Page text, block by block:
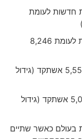
חדשות לעומת
סיטרואן עם 8,609 מכוניות חדשות לעומת 8,246
סיאט עם 5,647 מכוניות לעומת 5,555 אשתקד (גידול
MG עם 5,421 מכוניות לעומת 5,064 אשתקד (גידול
כאשר שתיים